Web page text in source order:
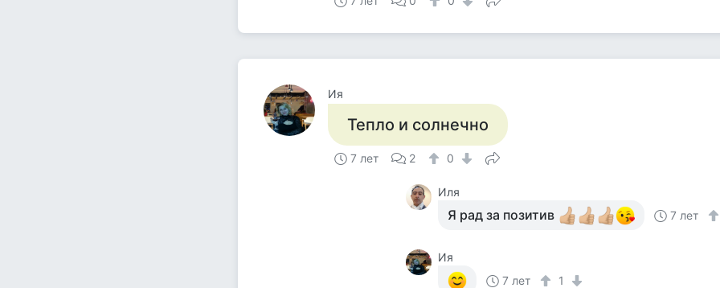
Ия
Тепло и солнечно
7 лет 2 0
Иля
Я рад за позитив 7 лет
Ия
7 лет
1